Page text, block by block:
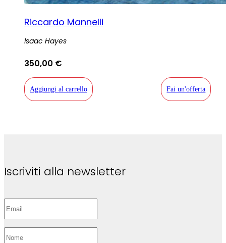
Riccardo Mannelli
Isaac Hayes
350,00 €
Aggiungi al carrello Fai un'offerta
Iscriviti alla newsletter